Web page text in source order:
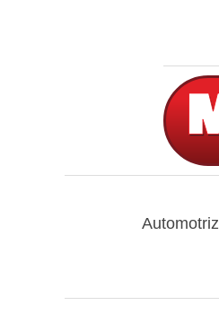
Automotriz